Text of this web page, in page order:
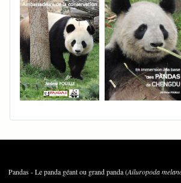
Pandas - Le panda géant ou grand panda (Ailuropoda